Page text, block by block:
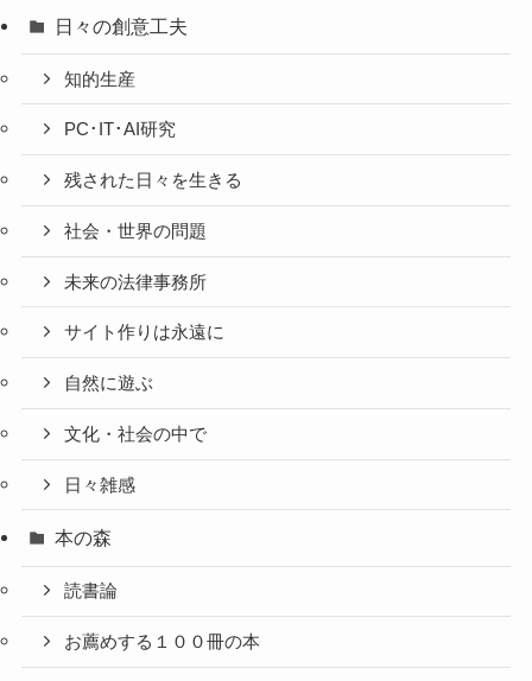
日々の創意工夫
知的生産
PC･IT･AI研究
残された日々を生きる
社会・世界の問題
未来の法律事務所
サイト作りは永遠に
自然に遊ぶ
文化・社会の中で
日々雑感
本の森
読書論
お薦めする１００冊の本